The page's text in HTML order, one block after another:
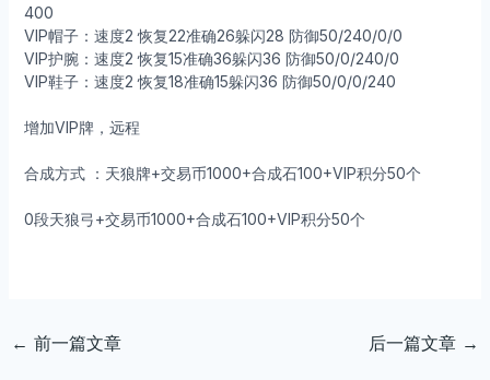
400
VIP帽子：速度2 恢复22准确26躲闪28 防御50/240/0/0
VIP护腕：速度2 恢复15准确36躲闪36 防御50/0/240/0
VIP鞋子：速度2 恢复18准确15躲闪36 防御50/0/0/240
增加VIP牌，远程
合成方式 ：天狼牌+交易币1000+合成石100+VIP积分50个
0段天狼弓+交易币1000+合成石100+VIP积分50个
← 前一篇文章 后一篇文章 →